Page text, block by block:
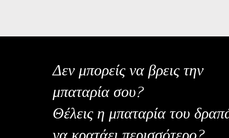
Δεν μπορείς να βρεις την
μπαταρία σου?
Θέλεις η μπαταρία του